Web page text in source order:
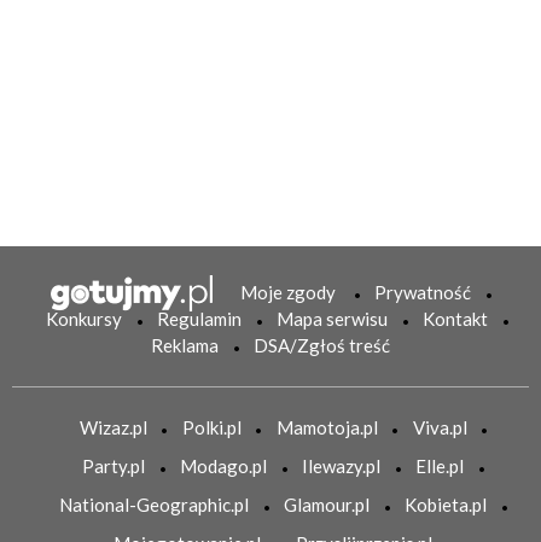
Moje zgody
Prywatność
Konkursy
Regulamin Mapa serwisu
Kontakt
Reklama
DSA/Zgłoś treść
Wizaz.pl Polki.pl Mamotoja.pl
Viva.pl
Party.pl
Modago.pl Ilewazy.pl
Elle.pl
National-Geographic.pl
Glamour.pl
Kobieta.pl